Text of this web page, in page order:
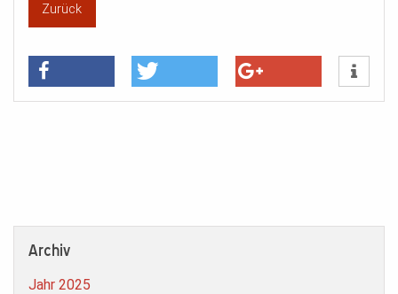
Zurück
Archiv
Jahr 2025